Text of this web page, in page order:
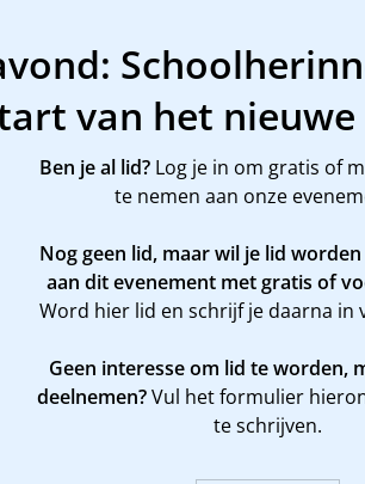
van het
Ben je al lid? Log je in om gratis of
te nemen aan onze
Nog geen lid, maar wil je lid
aan dit evenement met gratis of
Word hier lid en schrijf je daarna in
Geen interesse om lid te worden,
deelnemen?Vul het formulier
te schrijven.